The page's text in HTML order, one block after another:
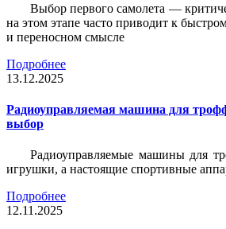
Выбор первого самолета —
на этом этапе часто приводит к
и переносном смысле
Подробнее
13.12.2025
Радиоуправляемая машина для
выбор
Радиоуправляемые машины для
игрушки, а настоящие спортивные
Подробнее
12.11.2025